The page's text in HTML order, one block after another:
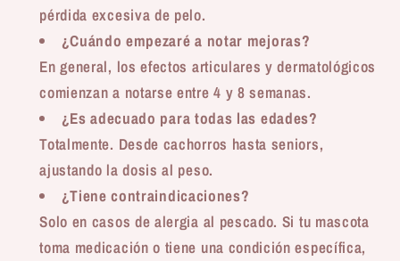
pérdida excesiva de pelo.
¿Cuándo empezaré a notar mejoras?
En general, los efectos articulares y dermatológicos
comienzan a notarse entre 4 y 8 semanas.
¿Es adecuado para todas las edades?
Totalmente. Desde cachorros hasta seniors,
ajustando la dosis al peso.
¿Tiene contraindicaciones?
Solo en casos de alergia al pescado. Si tu mascota
toma medicación o tiene una condición específica,